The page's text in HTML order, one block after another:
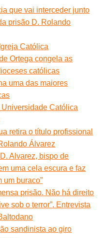
que vai interceder junto
prisão D. Rolando
Católica
Ortega congela as
católicas
uma das maiores
Católica
retira o título profissional
Álvarez
Alvarez, bispo de
uma cela escura e faz
um buraco”
prisão. Não há direito
sob o terror”. Entrevista
sandinista ao giro